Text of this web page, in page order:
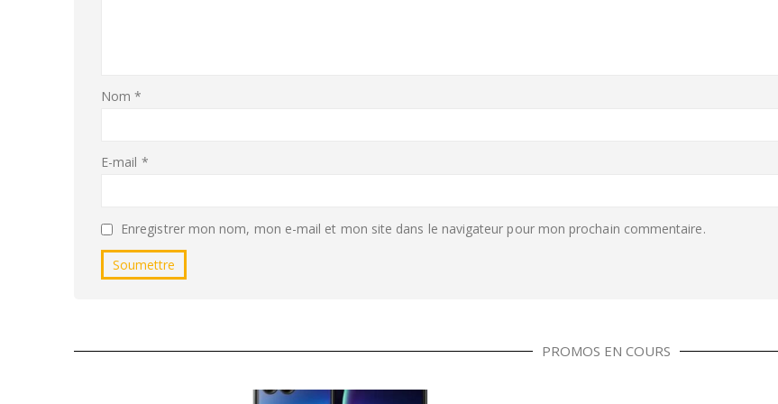
Nom*
E-mail *
Enregistrer mon nom, mon e-mail et mon site dans le navigateur pour mon prochain commentaire.
PROMOS EN COURS